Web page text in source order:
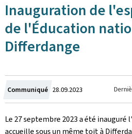
Inauguration de
de l'Éducation
Differdange
Communiqué Crée
le
28.09.2023
Le 27 septembre 2023 a été inauguré
accueille sous un même toit à